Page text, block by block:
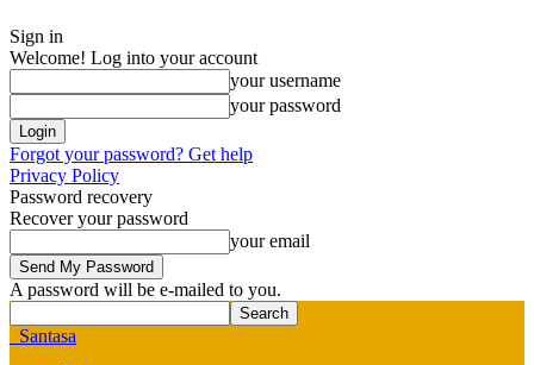
Sign in
Welcome! Log into your account
your username
your password
Forgot your password? Get help
Privacy Policy
Password recovery
Recover your password
your email
A password will be e-mailed to you.
Santasa